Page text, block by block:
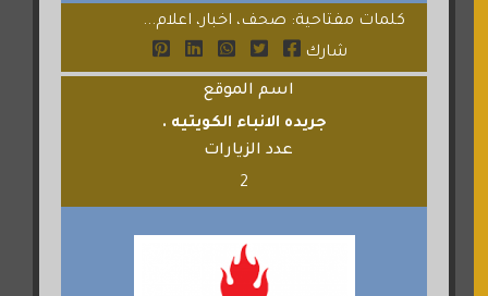
كلمات مفتاحية: صحف، اخبار، اعلام...
شارك
اسم الموقع
جريده الانباء الكويتيه .
عدد الزيارات
2